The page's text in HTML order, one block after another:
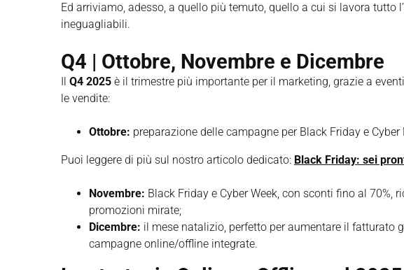
Ed arriviamo, adesso, a quello più temuto, quello a cui si lavora tutto
ineguagliabili.
Q4 | Ottobre, Novembre e Dicembre
Il Q4 2025 è il trimestre più importante per il marketing, grazie a
le vendite:
Ottobre: preparazione delle campagne per Black Friday e Cyber
Puoi leggere di più sul nostro articolo dedicato: Black Friday: sei
Novembre: Black Friday e Cyber Week, con sconti fino al 70%,
promozioni mirate;
Dicembre: il mese natalizio, perfetto per aumentare il fatturato
campagne online/offline integrate.